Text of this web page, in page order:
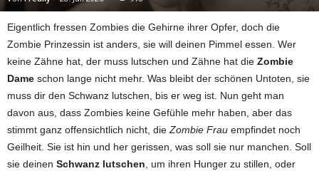
Eigentlich fressen Zombies die Gehirne ihrer Opfer, doch die
Zombie Prinzessin ist anders, sie will deinen Pimmel essen. Wer
keine Zähne hat, der muss lutschen und Zähne hat die Zombie
Dame schon lange nicht mehr. Was bleibt der schönen Untoten, sie
muss dir den Schwanz lutschen, bis er weg ist. Nun geht man
davon aus, dass Zombies keine Gefühle mehr haben, aber das
stimmt ganz offensichtlich nicht, dieZombie Frau empfindet noch
Geilheit. Sie ist hin und her gerissen, was soll sie nur manchen. Soll
sie deinen Schwanz lutschen, um ihren Hunger zu stillen, oder